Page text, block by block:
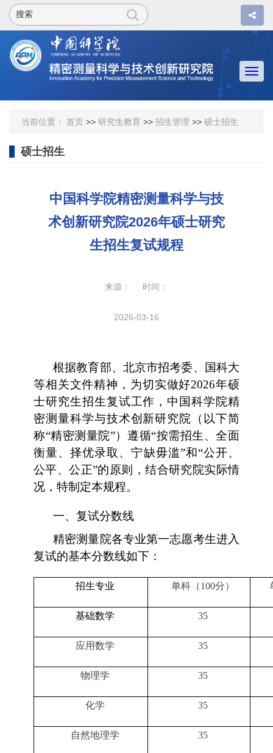
当前位置： 首页 >> 研究生教育 >> 招生管理 >> 硕士招生
硕士招生
中国科学院精密测量科学与技
术创新研究院2026年硕士研究
生招生复试规程
来源： 时间：
2026-03-16
根据教育部、北京市招考委、国科大
等相关文件精神，为切实做好2026年硕
士研究生招生复试工作，中国科学院精
密测量科学与技术创新研究院（以下简
称“精密测量院”）遵循“按需招生、全面
衡量、择优录取、宁缺毋滥”和“公开、
公平、公正”的原则，结合研究院实际情
况，特制定本规程。
一、复试分数线
精密测量院各专业第一志愿考生进入
复试的基本分数线如下：
招生专业 单科（100分）
基础数学 35
应用数学 35
物理学 35
化学 35
自然地理学 35